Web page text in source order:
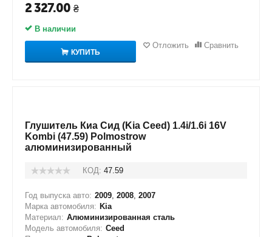
2 327.00 ₴
В наличии
КУПИТЬ
Отложить Сравнить
Глушитель Киа Сид (Kia Ceed) 1.4i/1.6i 16V
Kombi (47.59) Polmostrow
алюминизированный
КОД: 47.59
Год выпуска авто: 2009, 2008, 2007
Марка автомобиля: Kia
Материал: Алюминизированная сталь
Модель автомобиля: Ceed